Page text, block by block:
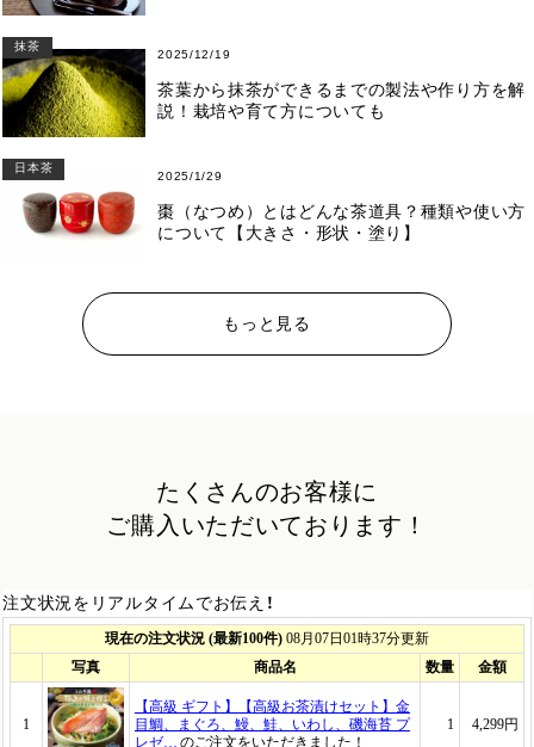
抹茶
2025/12/19
茶葉から抹茶ができるまでの製法や作り方を解
説！栽培や育て方についても
日本茶
2025/1/29
棗（なつめ）とはどんな茶道具？種類や使い方
について【大きさ・形状・塗り】
もっと見る
たくさんのお客様に
ご購入いただいております！
注文状況をリアルタイムでお伝え！